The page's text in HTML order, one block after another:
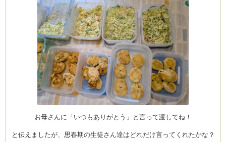
お母さんに「いつもありがとう」と言って渡してね！
と伝えましたが、思春期の生徒さん達はどれだけ言ってくれたかな？